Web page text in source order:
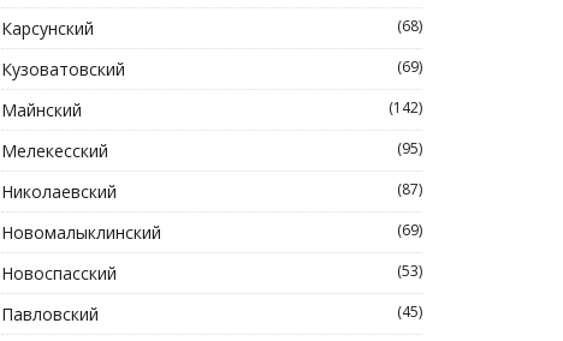
Карсунский (68)
Кузоватовский (69)
Майнский (142)
Мелекесский (95)
Николаевский (87)
Новомалыклинский (69)
Новоспасский (53)
Павловский (45)